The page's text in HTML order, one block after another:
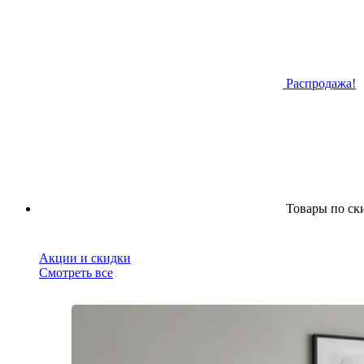
Распродажа!
Товары по
Акции и скидки
Смотреть все